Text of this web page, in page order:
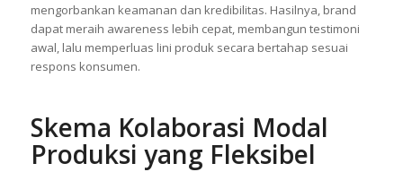
mengorbankan keamanan dan kredibilitas. Hasilnya, brand
dapat meraih awareness lebih cepat, membangun testimoni
awal, lalu memperluas lini produk secara bertahap sesuai
respons konsumen.
Skema Kolaborasi Modal
Produksi yang Fleksibel